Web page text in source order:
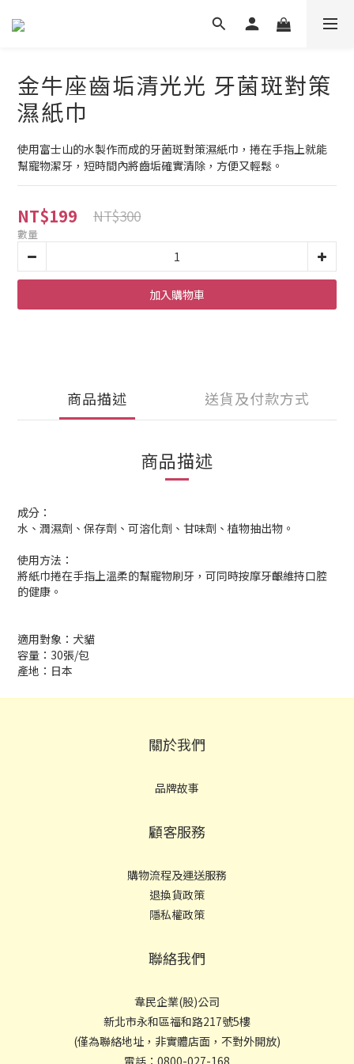
金牛座齒垢清光光 牙菌斑對策
濕紙巾
使用富士山的水製作而成的牙菌斑對策濕紙巾，捲在手指上就能
幫寵物潔牙，短時間內將齒垢確實清除，方便又輕鬆。
NT$199 NT$300
數量
加入購物車
商品描述 送貨及付款方式
商品描述
成分：
水、潤濕劑、保存劑、可溶化劑、甘味劑、植物抽出物。
使用方法：
將紙巾捲在手指上溫柔的幫寵物刷牙，可同時按摩牙齦維持口腔
的健康。
適用對象：犬貓
容量：30張/包
產地：日本
關於我們
品牌故事
顧客服務
購物流程及運送服務
退換貨政策
隱私權政策
聯絡我們
韋民企業(股)公司
新北市永和區福和路217號5樓
(僅為聯絡地址，非實體店面，不對外開放)
電話：0800-027-168